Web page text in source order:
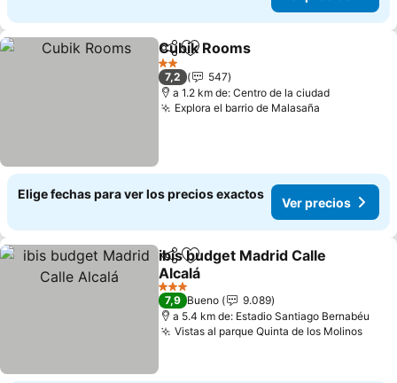
CompartirAgregar a favoritos
Cubik Rooms
2 Estrellas
7,2
547
a 1.2 km de: Centro de la ciudad
Explora el barrio de Malasaña
Elige fechas para ver los precios exactos
Ver precios
CompartirAgregar a favoritos
ibis budget Madrid Calle
Alcalá
Ver precios
3 Estrellas
7,9 Bueno
9.089
a 5.4 km de: Estadio Santiago Bernabéu
Vistas al parque Quinta de los MolinosVer